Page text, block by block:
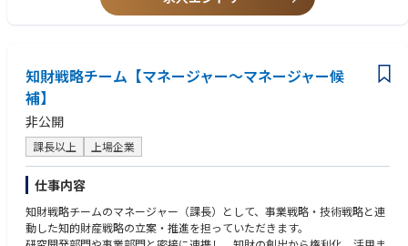
◎『はじめまして、リコーです。』
・株主をはじめとしたステークホルダーの期待や懸念を的確に反映し、ガ
＜アピールポイント＞
・当社はガバナンス、特にCEOの選解任などで、資本市場において高い評
価を受けており、ご自身のキャリア形成に有効なスキル・経験を積むこと
ができる役割・職場です。
・最高意思決定機関（取締役会）の審議に直結する、資本政策やM&A等の
経営の根幹に関わる案件を経営企画分野の砦として評価・提案できる非常
にやりがいの大きいポジションです。
・自身の経営企画分野で培った知識・経験を実経営の意思決定に適用し、
会社の企業価値向上をダイレクトに牽引する経験は、プロフェッショナル
としての市場価値を飛躍的に高めることができます。
・経営計画・経営再建・M&Aなどの経営アジェンダについて、上場企業
・上場会社の経営企画部門の部門長または本社組織の組織職として組織方
針の立案や部門との連携、人材育成などのご経験
・経営層としての海外駐在経験
・事業部門長または関連会社社長経験
・ビジネスレベルの英語力
・MBA、中小企業診断士、のいずれかがあれば尚可
＜求める人物像・志向性＞
・経営企画に関わる専門性を基盤に、経営視点で課題を構造化し、解決策
を提案できる方
知財戦略チーム【マネージャー～マネージャー候
補】
非公開
課長以上 上場企業
仕事内容
知財戦略チームのマネージャー（課長）として、事業戦略・技術戦略と連
動した知的財産戦略の立案・推進を担っていただきます。